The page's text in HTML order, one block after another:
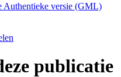
Authentieke versie (GML)
publicatie